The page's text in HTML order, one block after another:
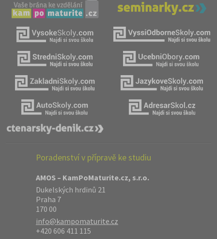
Poradenství v přípravě ke studiu
AMOS – KamPoMaturite.cz, s.r.o.
Dukelských hrdinů 21
Praha 7
170 00
info@kampomaturite.cz
+420 606 411 115